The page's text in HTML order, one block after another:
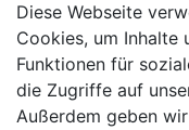
Diese Webseite
Cookies, um Inhalte
Funktionen für
die Zugriffe auf
Außerdem geben